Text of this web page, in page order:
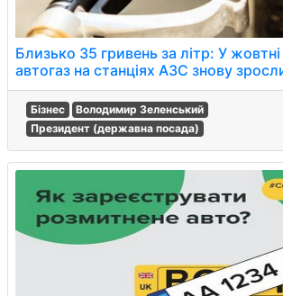
Близько 35 гривень за літр: У жовтні
автогаз на станціях АЗС знову
Бізнес
Володимир Зеленський
Президент (державна посада)